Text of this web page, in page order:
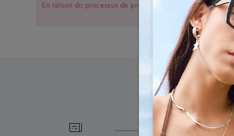
En raison du processus de production, les montures
temps de